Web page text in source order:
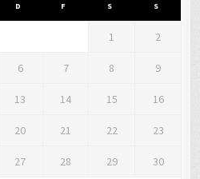
D F S S
1 2
6 7 8 9
13 14 15 16
20 21 22 23
27 28 29 30